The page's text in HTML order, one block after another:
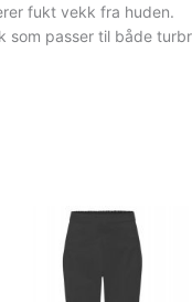
fukt vekk fra huden.
passer til både